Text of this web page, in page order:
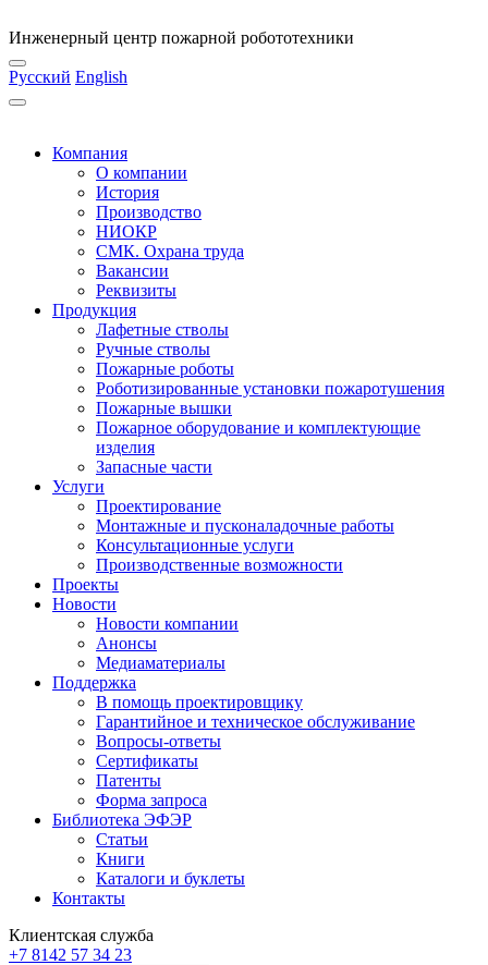
Инженерный центр пожарной робототехники
Русский English
Компания
О компании
История
Производство
НИОКР
СМК. Охрана труда
Вакансии
Реквизиты
Продукция
Лафетные стволы
Ручные стволы
Пожарные роботы
Роботизированные установки пожаротушения
Пожарные вышки
Пожарное оборудование и комплектующие
изделия
Запасные части
Услуги
Проектирование
Монтажные и пусконаладочные работы
Консультационные услуги
Производственные возможности
Проекты
Новости
Новости компании
Анонсы
Медиаматериалы
Поддержка
В помощь проектировщику
Гарантийное и техническое обслуживание
Вопросы-ответы
Сертификаты
Патенты
Форма запроса
Библиотека ЭФЭР
Статьи
Книги
Каталоги и буклеты
Контакты
Клиентская служба
+7 8142 57 34 23